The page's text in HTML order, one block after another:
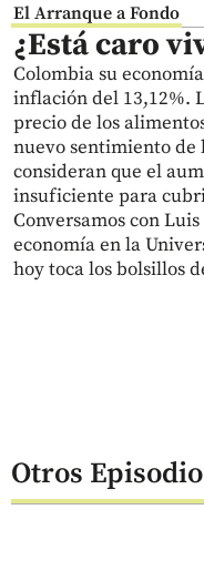
El Arranque a Fondo
¿Está caro
Colombia su
inflación del 13,12%.
precio de los
nuevo sentimiento de
consideran que el
insuficiente para
Conversamos con
economía en la
hoy toca los bolsillos
Otros